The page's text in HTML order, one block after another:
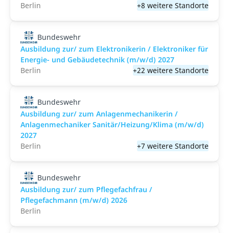
Berlin
+8 weitere Standorte
Bundeswehr
Ausbildung zur/ zum Elektronikerin / Elektroniker für
Energie- und Gebäudetechnik (m/w/d) 2027
Berlin
+22 weitere Standorte
Bundeswehr
Ausbildung zur/ zum Anlagenmechanikerin /
Anlagenmechaniker Sanitär/Heizung/Klima (m/w/d)
2027
Berlin
+7 weitere Standorte
Bundeswehr
Ausbildung zur/ zum Pflegefachfrau /
Pflegefachmann (m/w/d) 2026
Berlin